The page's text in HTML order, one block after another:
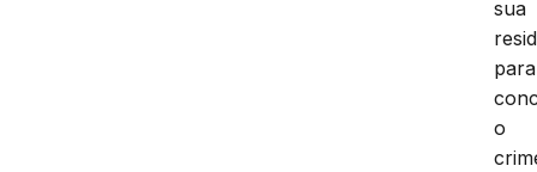
sua
para
o